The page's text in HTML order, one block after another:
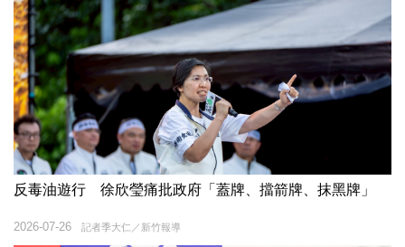
反毒油遊行 徐欣瑩痛批政府「蓋牌、擋箭牌、抹黑牌」
記者季大仁／新竹報導
2026-07-26